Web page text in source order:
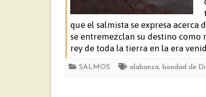
que el salmista se expresa
se entremezclan su destino como
rey de toda la tierra en la era
SALMOS alabanza, bondad de